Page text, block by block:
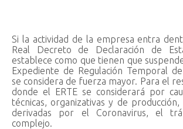
Si la actividad de la empresa entra
Real Decreto de Declaración de
establece como que tienen que
Expediente de Regulación Temporal
se considera de fuerza mayor. Para el
donde el ERTE se considerará por
técnicas, organizativas y de
derivadas por el Coronavirus, el
complejo.